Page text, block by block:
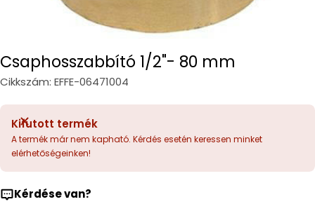
Csaphosszabbító 1/2"- 80 mm
Cikkszám: EFFE-06471004
Kifutott termék
A termék már nem kapható. Kérdés esetén keressen minket
elérhetőségeinken!
Kérdése van?